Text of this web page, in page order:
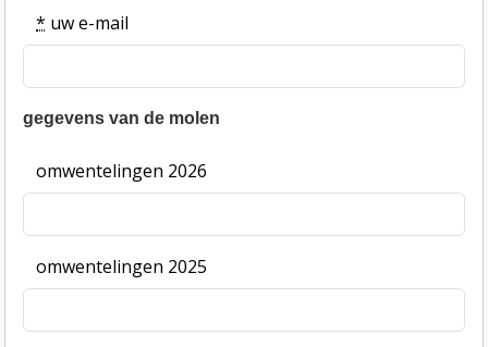
* uw e-mail
gegevens van de molen
omwentelingen 2026
omwentelingen 2025